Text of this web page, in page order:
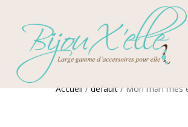
Accueil/default/ Mon mari mes